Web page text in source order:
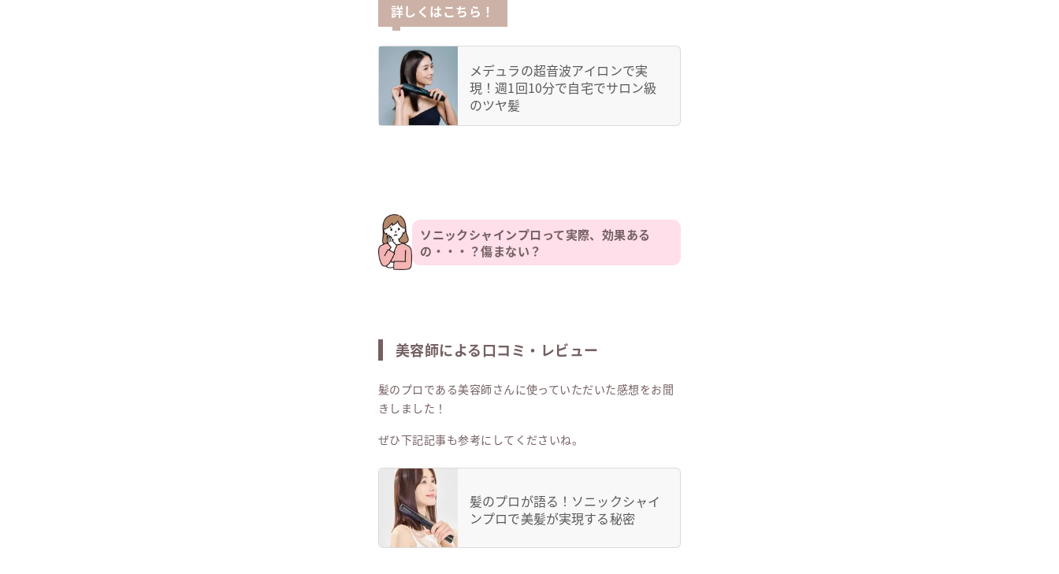
詳しくはこちら！
メデュラの超音波アイロンで実
現！週1回10分で自宅でサロン級
のツヤ髪
ソニックシャインプロって実際、効果ある
の・・・？傷まない？
美容師による口コミ・レビュー
髪のプロである美容師さんに使っていただいた感想をお聞
きしました！
ぜひ下記記事も参考にしてくださいね。
髪のプロが語る！ソニックシャイ
ンプロで美髪が実現する秘密